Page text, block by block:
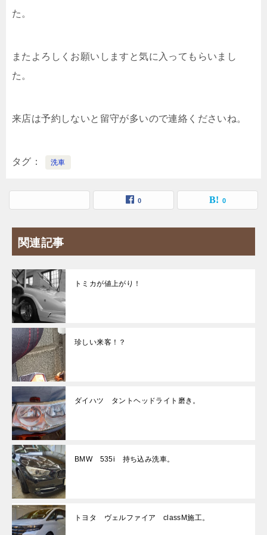
た。
またよろしくお願いしますと気に入ってもらいまし
た。
来店は予約しないと留守が多いので連絡くださいね。
タグ 洗車
0 0
関連記事
トミカが値上がり！
珍しい来客！？
ダイハツ タントヘッドライト磨き。
BMW 535i 持ち込み洗車。
トヨタ ヴェルファイア classM施工。